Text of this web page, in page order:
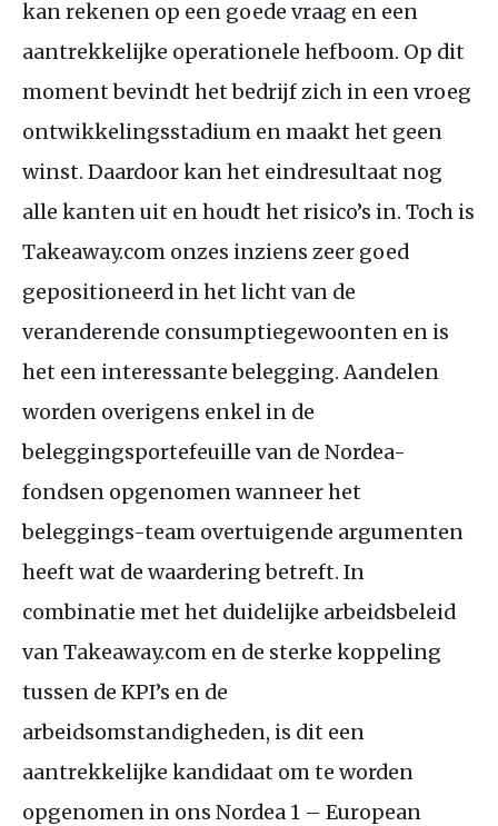
kan rekenen op een goede vraag en een
aantrekkelijke operationele hefboom. Op dit
moment bevindt het bedrijf zich in een vroeg
ontwikkelingsstadium en maakt het geen
winst. Daardoor kan het eindresultaat nog
alle kanten uit en houdt het risico’s in. Toch is
Takeaway.com onzes inziens zeer goed
gepositioneerd in het licht van de
veranderende consumptiegewoonten en is
het een interessante belegging. Aandelen
worden overigens enkel in de
beleggingsportefeuille van de Nordea-
fondsen opgenomen wanneer het
beleggings-team overtuigende argumenten
heeft wat de waardering betreft. In
combinatie met het duidelijke arbeidsbeleid
van Takeaway.com en de sterke koppeling
tussen de KPI’s en de
arbeidsomstandigheden, is dit een
aantrekkelijke kandidaat om te worden
opgenomen in ons Nordea 1 – European